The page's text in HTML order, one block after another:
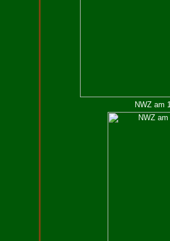
NWZ am